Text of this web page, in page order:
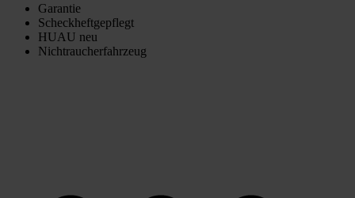
Garantie
Scheckheftgepflegt
HUAU neu
Nichtraucherfahrzeug